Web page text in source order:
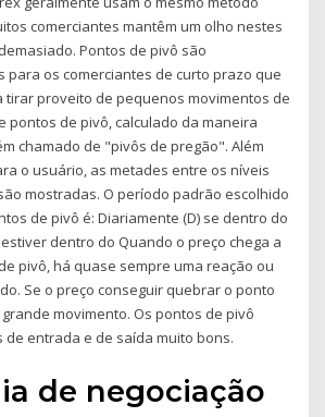
comerciantes mantêm um olho nestes
Pontos de pivô são
para os comerciantes de curto prazo que
tirar proveito de pequenos movimentos de
pontos de pivô, calculado da maneira
chamado de "pivôs de pregão". Além
o usuário, as metades entre os níveis
mostradas. O período padrão escolhido
de pivô é: Diariamente (D) se dentro do
dentro do Quando o preço chega a
pivô, há quase sempre uma reação ou
Se o preço conseguir quebrar o ponto
movimento. Os pontos de pivô
de entrada e de saída muito bons.
de negociação